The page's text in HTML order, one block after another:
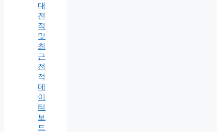
대
전
적
및
최
근
전
적
데
이
터
보
드